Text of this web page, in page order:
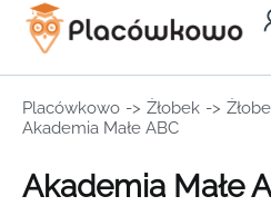
Placówkowo -> Żłobek ->
Akademia Małe ABC
Akademia Małe